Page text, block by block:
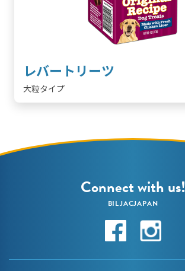
レバートリーツ
大粒タイプ
Connect with us!
BILJACJAPAN